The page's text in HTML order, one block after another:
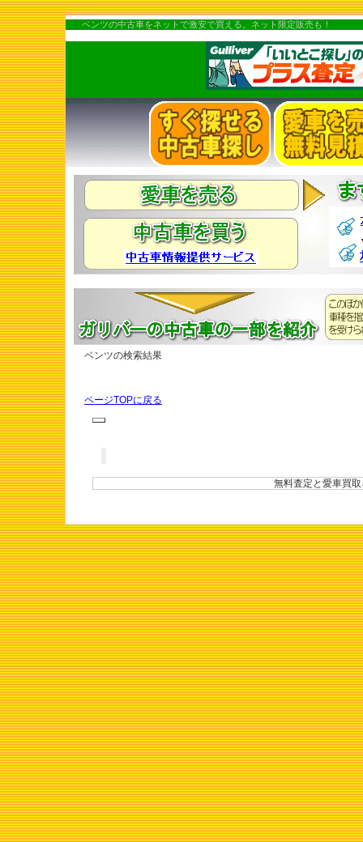
ベンツの中古車をネットで激安で買える。ネット限定販売も！
ベンツの検索結果
ページTOPに戻る
無料査定と愛車買